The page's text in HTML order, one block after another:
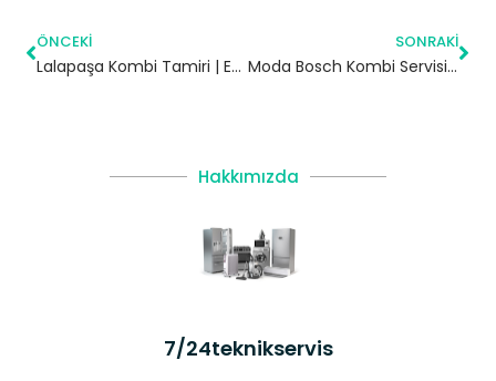
ÖNCEKI
Lalapaşa Kombi Tamiri | Edirne
SONRAKI
Moda Bosch Kombi Servisi – Kadıköy Yetkili Servis
Hakkımızda
7/24teknikservis